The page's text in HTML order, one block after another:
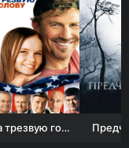
На трезвую голову